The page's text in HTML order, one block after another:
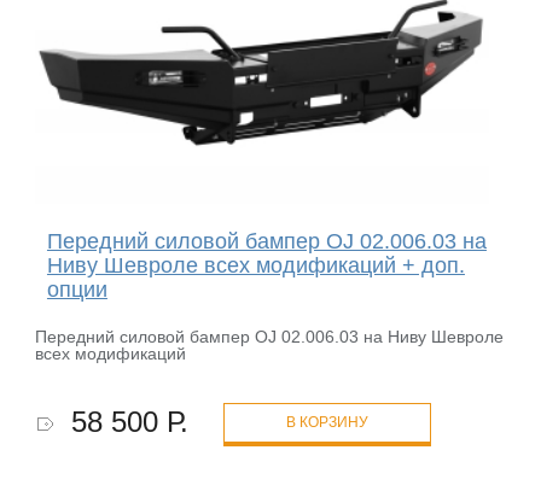
Передний силовой бампер OJ 02.006.03 на
Ниву Шевроле всех модификаций + доп.
опции
Передний силовой бампер OJ 02.006.03 на Ниву Шевроле
всех модификаций
58 500 Р. В КОРЗИНУ